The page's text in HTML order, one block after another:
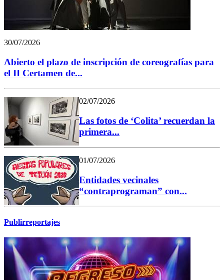
30/07/2026
Abierto el plazo de inscripción de coreografías para
el II Certamen de...
02/07/2026
Las fotos de ‘Colita’ recuerdan la
primera...
01/07/2026
Entidades vecinales
“contraprograman” con...
Publirreportajes